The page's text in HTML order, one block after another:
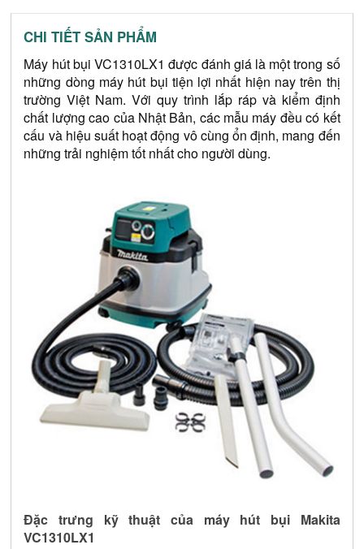
CHI TIẾT SẢN PHẨM
Máy hút bụi VC1310LX1 được đánh giá là một trong số
những dòng máy hút bụi tiện lợi nhất hiện nay trên thị
trường Việt Nam. Với quy trình lắp ráp và kiểm định
chất lượng cao của Nhật Bản, các mẫu máy đều có kết
cấu và hiệu suất hoạt động vô cùng ổn định, mang đến
những trải nghiệm tốt nhất cho người dùng.
Đặc trưng kỹ thuật của máy hút bụi Makita
VC1310LX1